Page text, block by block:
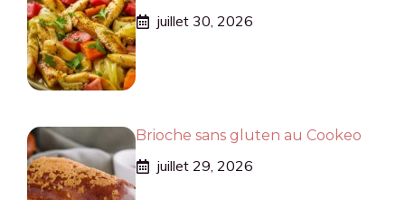
juillet 30, 2026
Brioche sans gluten au Cookeo
juillet 29, 2026